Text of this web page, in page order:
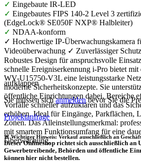
✓ Eingebaute IR-LED
✓ Eingebautes FIPS 140-2 Level 3
(EdgeLock® SE050F NXP® Halbleiter)
✓ NDAA-konform
✓ Hochwertige IP-Überwachungskamera
Videoüberwachung ✓ Zuverlässiger
Robustes Design für anspruchsvolle
schnelle Ereigniserkennung i-Pro bietet
WV-U15750-V3L eine leistungsstarke
moderne Sicherheitskonzepte. Sie
öffentliche Einrichtungen dabei, Bereiche
Vorfälle schneller aufzuklären und das
erhöhen. Ideal für Eingänge, Parkflächen,
Zonen. Das Alleinstellungsmerkmal:
mit smartem Funktionsumfang für eine
Überwachung.
aufklappen
Sie müssen sichanmeldenbevor Sie die
Projektanfrage
🚨 Wichtiger Hinweis: Verkauf ausschließlich an
Dieser Onlineshop richtet sich ausschließlich an
Gewerbetreibende, Behörden und öffentliche
können hier nicht bestellen.